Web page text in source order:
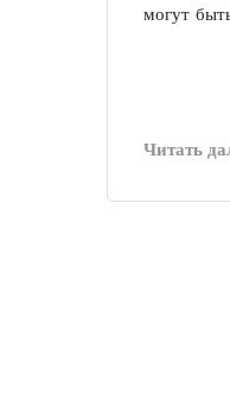
могут
Читать